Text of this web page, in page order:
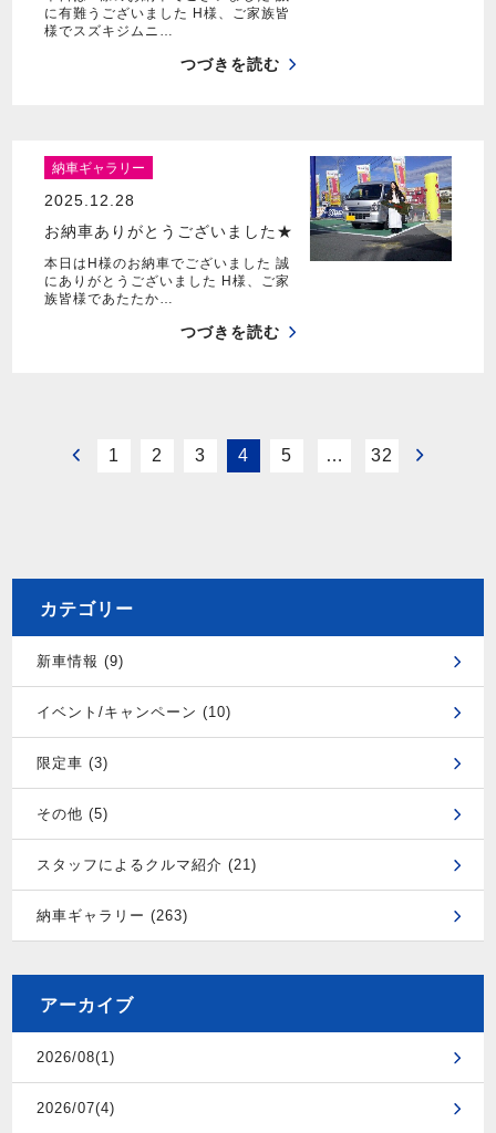
に有難うございました H様、ご家族皆
様でスズキジムニ…
つづきを読む
納車ギャラリー
2025.12.28
お納車ありがとうございました★
本日はH様のお納車でございました 誠
にありがとうございました H様、ご家
族皆様であたたか…
つづきを読む
1 2 3 4 5 … 32
カテゴリー
新車情報 (9)
イベント/キャンペーン (10)
限定車 (3)
その他 (5)
スタッフによるクルマ紹介 (21)
納車ギャラリー (263)
アーカイブ
2026/08(1)
2026/07(4)